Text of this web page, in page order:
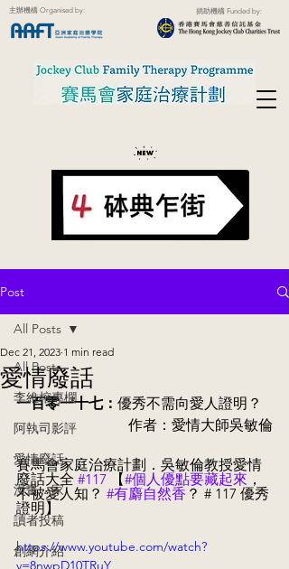
主辦機構 Organised by: 捐助機構 Funded by:
Post
All Posts
李維榕專欄
阿執司影評
愛情廢話
漫畫．家
讀者投稿
創網介紹
All Posts
愛情廢話
Dec 21, 2023 1 min read
一百零一十七： 優秀不需向愛人證明？
作者：愛情大師吳敏倫
賽馬會家庭治療計劃．吳敏倫教授愛情
廢話大全 #117 【#個人優點要藏起來 ，
不被愛人知？ #有麝自然香 ？ # 117 優秀
證明】
https://www.youtube.com/watch?
v=8nwpD10TRuY